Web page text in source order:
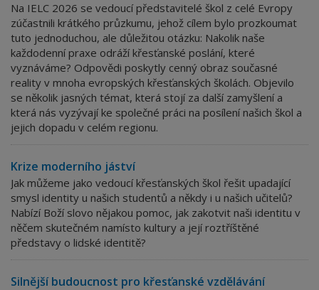
Na IELC 2026 se vedoucí představitelé škol z celé Evropy
zúčastnili krátkého průzkumu, jehož cílem bylo prozkoumat
tuto jednoduchou, ale důležitou otázku: Nakolik naše
každodenní praxe odráží křesťanské poslání, které
vyznáváme? Odpovědi poskytly cenný obraz současné
reality v mnoha evropských křesťanských školách. Objevilo
se několik jasných témat, která stojí za další zamyšlení a
která nás vyzývají ke společné práci na posílení našich škol a
jejich dopadu v celém regionu.
Krize moderního jáství
Jak můžeme jako vedoucí křesťanských škol řešit upadající
smysl identity u našich studentů a někdy i u našich učitelů?
Nabízí Boží slovo nějakou pomoc, jak zakotvit naši identitu v
něčem skutečném namísto kultury a její roztříštěné
představy o lidské identitě?
Silnější budoucnost pro křesťanské vzdělávání